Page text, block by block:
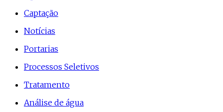
Captação
Notícias
Portarias
Processos Seletivos
Tratamento
Análise de água